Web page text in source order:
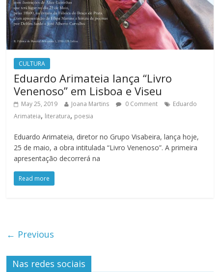
CULTURA
Eduardo Arimateia lança “Livro
Venenoso” em Lisboa e Viseu
May 25, 2019 Joana Martins 0 Comment
Eduardo
Arimateia, literatura, poesia
Eduardo Arimateia, diretor no Grupo Visabeira, lança hoje,
25 de maio, a obra intitulada “Livro Venenoso”. A primeira
apresentação decorrerá na
Read more
← Previous
Nas redes sociais